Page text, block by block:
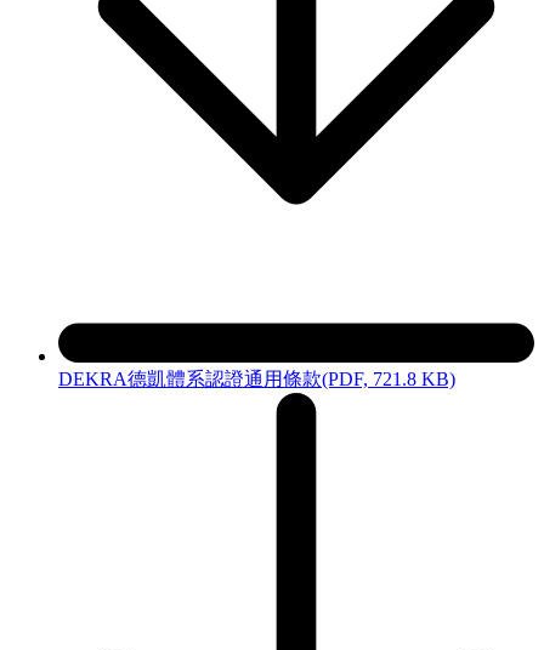
DEKRA德凱體系認證通用條款(PDF, 721.8 KB)